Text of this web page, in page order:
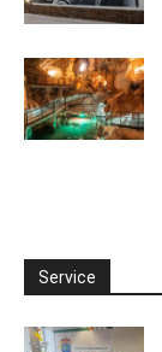
Service